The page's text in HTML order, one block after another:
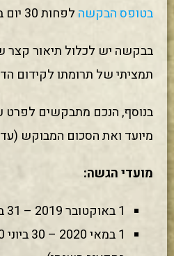
בטופס הבקשה לפחות 30 יום בטרם האירוע.
בבקשה יש לכלול תיאור קצר
תמציתי של תרומתו לקידום
בנוסף, הנכם מתבקשים לפרט
מיועד ואת הסכום המבוקש (עד 250 מילה).
מועדי הגשה:
1 באוקטובר 2019 – 31 בנובמבר 2019